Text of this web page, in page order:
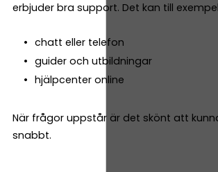
erbjuder bra support. Det kan till
chatt eller telefon
guider och utbildningar
hjälpcenter online
När frågor uppstår är det skönt att
snabbt.